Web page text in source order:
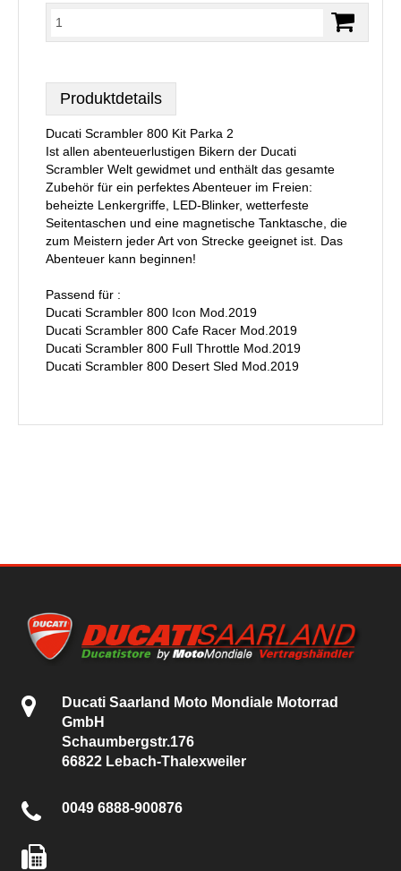
Produktdetails
Ducati Scrambler 800 Kit Parka 2
Ist allen abenteuerlustigen Bikern der Ducati
Scrambler Welt gewidmet und enthält das gesamte
Zubehör für ein perfektes Abenteuer im Freien:
beheizte Lenkergriffe, LED-Blinker, wetterfeste
Seitentaschen und eine magnetische Tanktasche, die
zum Meistern jeder Art von Strecke geeignet ist. Das
Abenteuer kann beginnen!
Passend für :
Ducati Scrambler 800 Icon Mod.2019
Ducati Scrambler 800 Cafe Racer Mod.2019
Ducati Scrambler 800 Full Throttle Mod.2019
Ducati Scrambler 800 Desert Sled Mod.2019
Ducati Saarland Moto Mondiale Motorrad
GmbH
Schaumbergstr.176
66822 Lebach-Thalexweiler
0049 6888-900876